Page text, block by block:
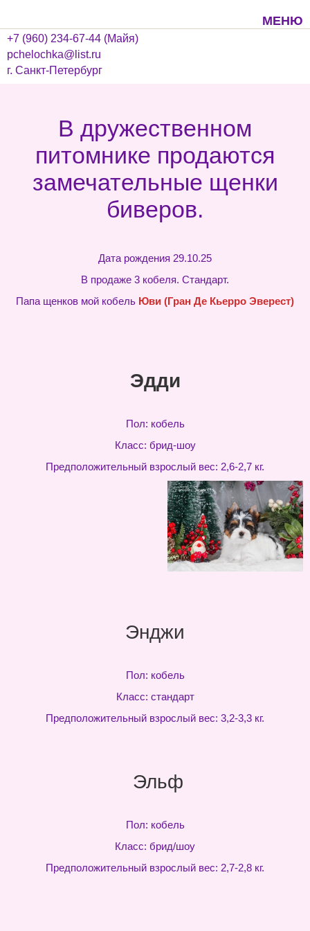
МЕНЮ
+7 (960) 234-67-44 (Майя)
pchelochka@list.ru
г. Санкт-Петербург
В дружественном
питомнике продаются
замечательные щенки
биверов.
Дата рождения 29.10.25
В продаже 3 кобеля. Стандарт.
Папа щенков мой кобель Юви (Гран Де Кьерро Эверест)
Эдди
Пол: кобель
Класс: брид-шоу
Предположительный взрослый вес: 2,6-2,7 кг.
Энджи
Пол: кобель
Класс: стандарт
Предположительный взрослый вес: 3,2-3,3 кг.
Эльф
Пол: кобель
Класс: брид/шоу
Предположительный взрослый вес: 2,7-2,8 кг.